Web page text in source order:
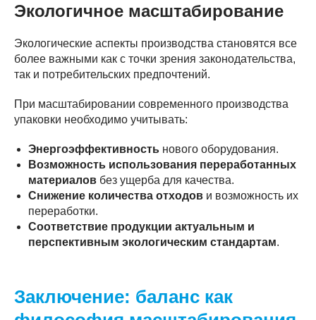
Экологичное масштабирование
Экологические аспекты производства становятся все
более важными как с точки зрения законодательства,
так и потребительских предпочтений.
При масштабировании современного производства
упаковки необходимо учитывать:
Энергоэффективность нового оборудования.
Возможность использования переработанных
материалов без ущерба для качества.
Снижение количества отходов и возможность их
переработки.
Соответствие продукции актуальным и
перспективным экологическим стандартам.
Заключение: баланс как